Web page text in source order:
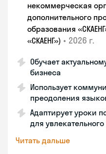
некоммерческая
дополнительного
образования
«СКАЕНГ») • 2026 г.
Обучает
бизнеса
Использует
преодоления
Адаптирует уроки
для
Читать дальше